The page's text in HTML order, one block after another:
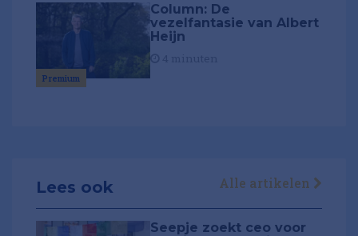
Premium
Column: De
vezelfantasie van Albert
Heijn
Lees ook Alle artikelen
Seepje zoekt ceo voor